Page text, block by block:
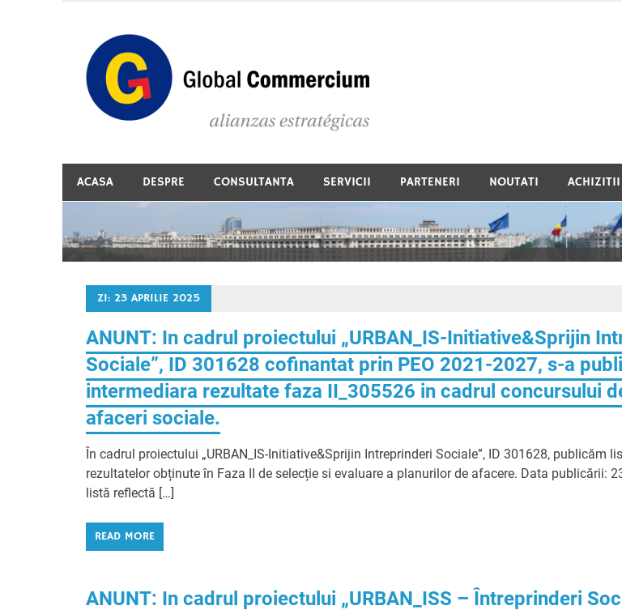
content
Global
ACASA DESPRE CONSULTANTA SERVICII PARTENERI NOUTATI ACHIZITII
ZI: 23 APRILIE 2025
ANUNT: In cadrul proiectului „URBAN_IS-Initiative&Sprijin
Sociale”, ID 301628 cofinantat prin PEO 2021-2027, s-a
intermediara rezultate faza II_305526 in cadrul concursului
afaceri sociale.
În cadrul proiectului „URBAN_IS-Initiative&Sprijin Intreprinderi Sociale”, ID 301628, publicăm
rezultatelor obținute în Faza II de selecție si evaluare a planurilor de afacere. Data publicării:
listă reflectă […]
READ MORE
ANUNT: In cadrul proiectului „URBAN_ISS – Întreprinderi